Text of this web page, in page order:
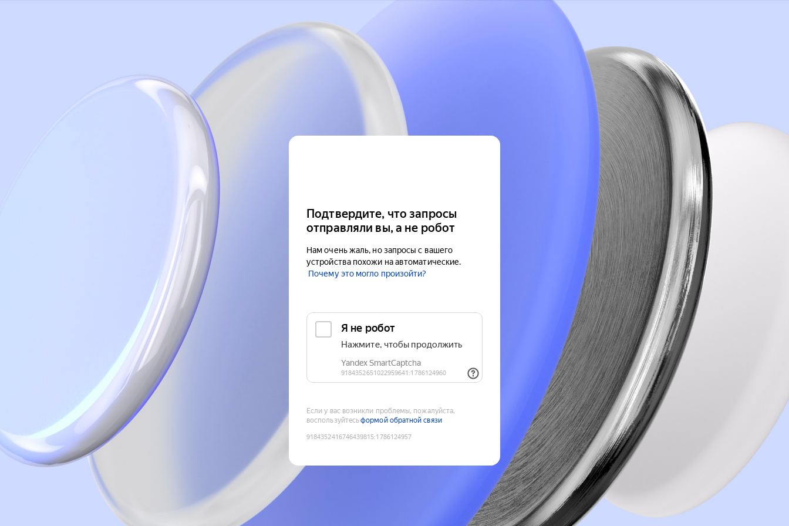
Подтвердите, что запросы
отправляли вы, а не робот
Нам очень жаль, но запросы с вашего
устройства похожи на автоматические.
Почему это могло произойти?
Если у вас возникли проблемы, пожалуйста,
воспользуйтесьформой обратной связи
9184352416746439815:1786124957